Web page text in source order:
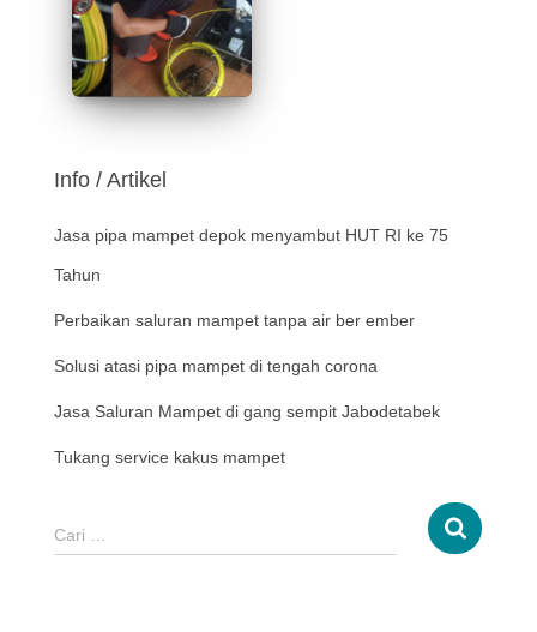
Info / Artikel
Jasa pipa mampet depok menyambut HUT RI ke 75
Tahun
Perbaikan saluran mampet tanpa air ber ember
Solusi atasi pipa mampet di tengah corona
Jasa Saluran Mampet di gang sempit Jabodetabek
Tukang service kakus mampet
Cari …